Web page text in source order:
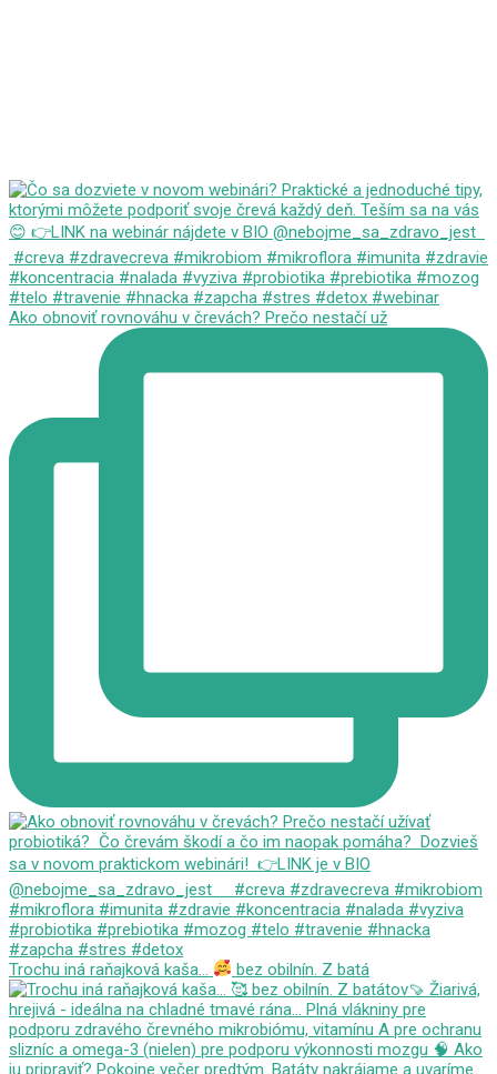
Ako obnoviť rovnováhu v črevách?⁠ Prečo nestačí už
Trochu iná raňajková kaša... bez obilnín. Z batá